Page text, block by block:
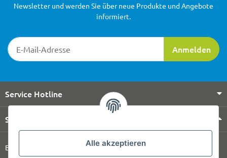
Alle akzeptieren
Newsletter-Registrierung
Anmelden
Newsletter und werden Sie über neue Produkte und Angebote
informiert.
Service Hotline
Shop Service
Barrierefreiheitserklärung